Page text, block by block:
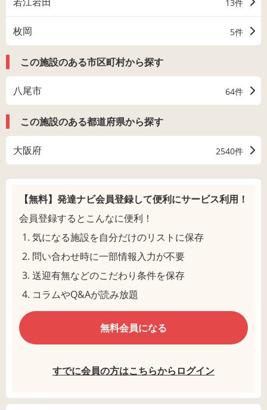
13件
枚岡 5件
この施設のある市区町村から探す
八尾市 64件
この施設のある都道府県から探す
大阪府 2540件
【無料】発達ナビ会員登録して便利にサービス利用！
会員登録するとこんなに便利！
気になる施設を自分だけのリストに保存
問い合わせ時に一部情報入力が不要
送迎有無などのこだわり条件を保存
コラムやQ&Aが読み放題
無料会員になる
すでに会員の方はこちらからログイン